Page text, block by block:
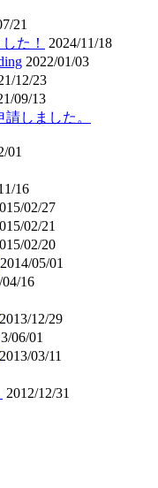
21
た！
2024/11/18
2022/01/03
12/23
09/13
しました。
01
16
02/27
02/21
02/20
2014/05/01
04/16
2013/12/29
06/01
2013/03/11
2012/12/31